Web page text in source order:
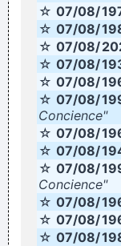
als twee
Een "Luzonke"
☆ 07/08/
☆ 07/08/
☆ 07/08/
☆ 07/08/
☆ 07/08/
☆ 07/08/
Concience"
☆ 07/08/
☆ 07/08/
☆ 07/08/
Concience"
☆ 07/08/
☆ 07/08/
☆ 07/08/